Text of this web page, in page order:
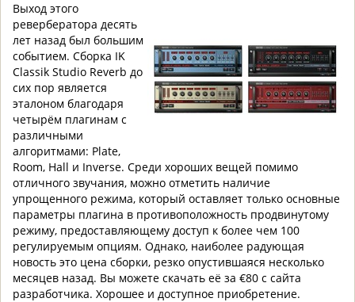
Выход этого
ревербератора десять
лет назад был большим
событием. Сборка IK
Classik Studio Reverb до
сих пор является
эталоном благодаря
четырём плагинам с
различными
алгоритмами: Plate,
Room, Hall и Inverse. Среди хороших вещей помимо
отличного звучания, можно отметить наличие
упрощенного режима, который оставляет только основные
параметры плагина в противоположность продвинутому
режиму, предоставляющему доступ к более чем 100
регулируемым опциям. Однако, наиболее радующая
новость это цена сборки, резко опустившаяся несколько
месяцев назад. Вы можете скачать её за €80 с сайта
разработчика. Хорошее и доступное приобретение.